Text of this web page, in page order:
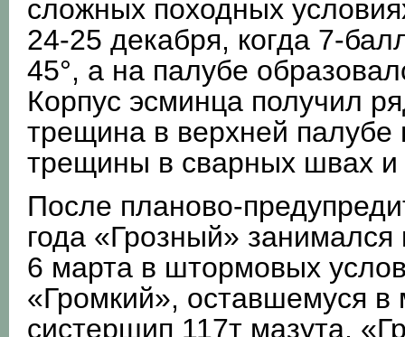
сложных походных
24-25 декабря, когда 7-
45°, а на палубе
Корпус эсминца получил
трещина в верхней палубе
трещины в сварных швах и
После планово-
года «Грозный»
6 марта в штормовых
«Громкий», оставшемуся
систершип 117т мазута,